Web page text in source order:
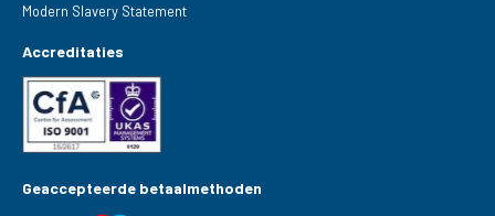
Modern Slavery Statement
Accreditaties
Geaccepteerde betaalmethoden